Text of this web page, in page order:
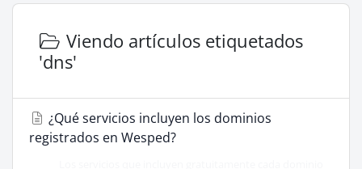
Viendo artículos etiquetados
'dns'
¿Qué servicios incluyen los dominios
registrados en Wesped?